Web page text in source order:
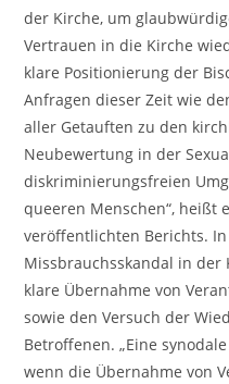
der Kirche, um
Vertrauen in die Kirche
klare Positionierung der
Anfragen dieser Zeit wie
aller Getauften zu den
Neubewertung in der
diskriminierungsfreien
queeren Menschen“, heißt
veröffentlichten Berichts.
Missbrauchsskandal in der
klare Übernahme von
sowie den Versuch der
Betroffenen. „Eine
wenn die Übernahme von